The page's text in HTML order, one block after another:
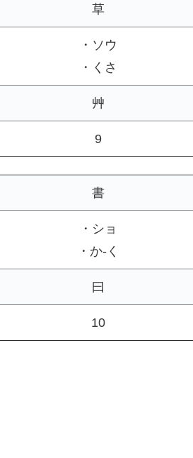
草
・ソウ
・くさ
艸
9
書
・ショ
・か-く
曰
10